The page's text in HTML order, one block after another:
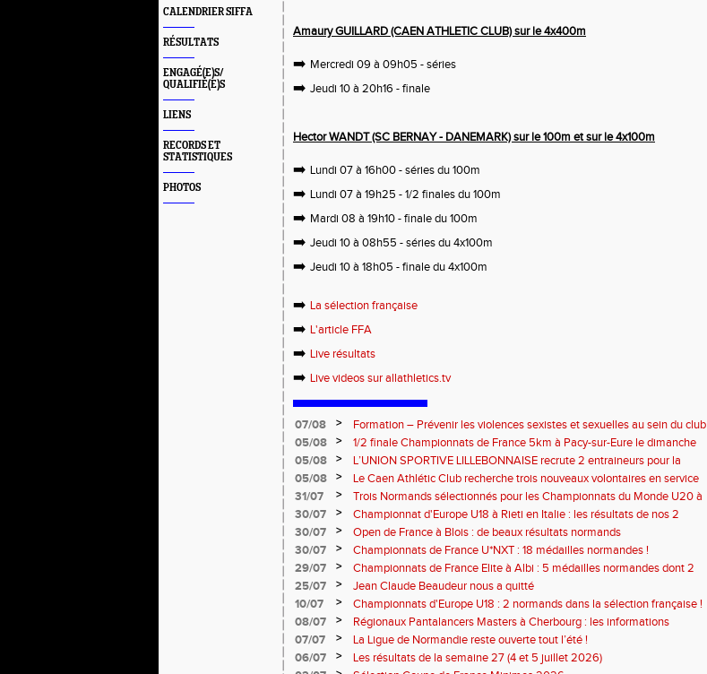
CALENDRIER SIFFA
RÉSULTATS
ENGAGÉ(E)S/
QUALIFIÉ(E)S
LIENS
RECORDS ET
STATISTIQUES
PHOTOS
Amaury GUILLARD (CAEN ATHLETIC CLUB) sur le 4x400m
➡️ Mercredi 09 à 09h05 - séries
➡️ Jeudi 10 à 20h16 - finale
Hector WANDT (SC BERNAY - DANEMARK) sur le 100m et sur le 4x100m
➡️ Lundi 07 à 16h00 - séries du 100m
➡️ Lundi 07 à 19h25 - 1/2 finales du 100m
➡️ Mardi 08 à 19h10 - finale du 100m
➡️ Jeudi 10 à 08h55 - séries du 4x100m
➡️ Jeudi 10 à 18h05 - finale du 4x100m
➡️ La sélection française
➡️ L'article FFA
➡️ Live résultats
➡️ Live videos sur allathletics.tv
07/08 >
Formation – Prévenir les violences sexistes et sexuelles au sein du club
: le 26 septembre 2026
05/08 >
1/2 finale Championnats de France 5km à Pacy-sur-Eure le dimanche
13 septembre 2026 : les informations
05/08 >
L’UNION SPORTIVE LILLEBONNAISE recrute 2 entraineurs pour la
rentrée 2026
05/08 >
Le Caen Athlétic Club recherche trois nouveaux volontaires en service
civique à compter de septembre 2026
31/07 >
Trois Normands sélectionnés pour les Championnats du Monde U20 à
Eugene !
30/07 >
Championnat d'Europe U18 à Rieti en Italie : les résultats de nos 2
normands
30/07 >
Open de France à Blois : de beaux résultats normands
30/07
>
Championnats de France U*NXT : 18 médailles normandes !
29/07
>
Championnats de France Elite à Albi : 5 médailles normandes dont 2
titres !
25/07 >
Jean Claude Beaudeur nous a quitté
10/07
>
Championnats d'Europe U18 : 2 normands dans la sélection française !
08/07
>
Régionaux Pantalancers Masters à Cherbourg : les informations
07/07
>
La Ligue de Normandie reste ouverte tout l’été !
06/07
>
Les résultats de la semaine 27 (4 et 5 juillet 2026)